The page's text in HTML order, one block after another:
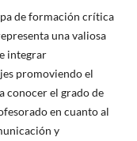
de formación crítica
una valiosa
integrar
promoviendo el
conocer el grado de
en cuanto al
y